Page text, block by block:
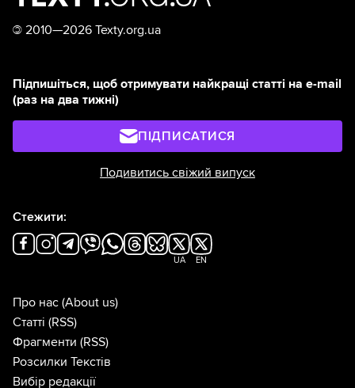
© 2010—2026 Texty.org.ua
Підпишіться, щоб отримувати найкращі статті на e-mail
(раз на два тижні)
ПІДПИСАТИСЯ
Подивитись свіжий випуск
Стежити:
UA EN
Про нас (About us)
Статті (RSS)
Фрагменти (RSS)
Розсилки Текстів
Вибір редакції